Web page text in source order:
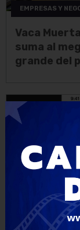
EMPRESAS Y
Vaca
suma al
grande del